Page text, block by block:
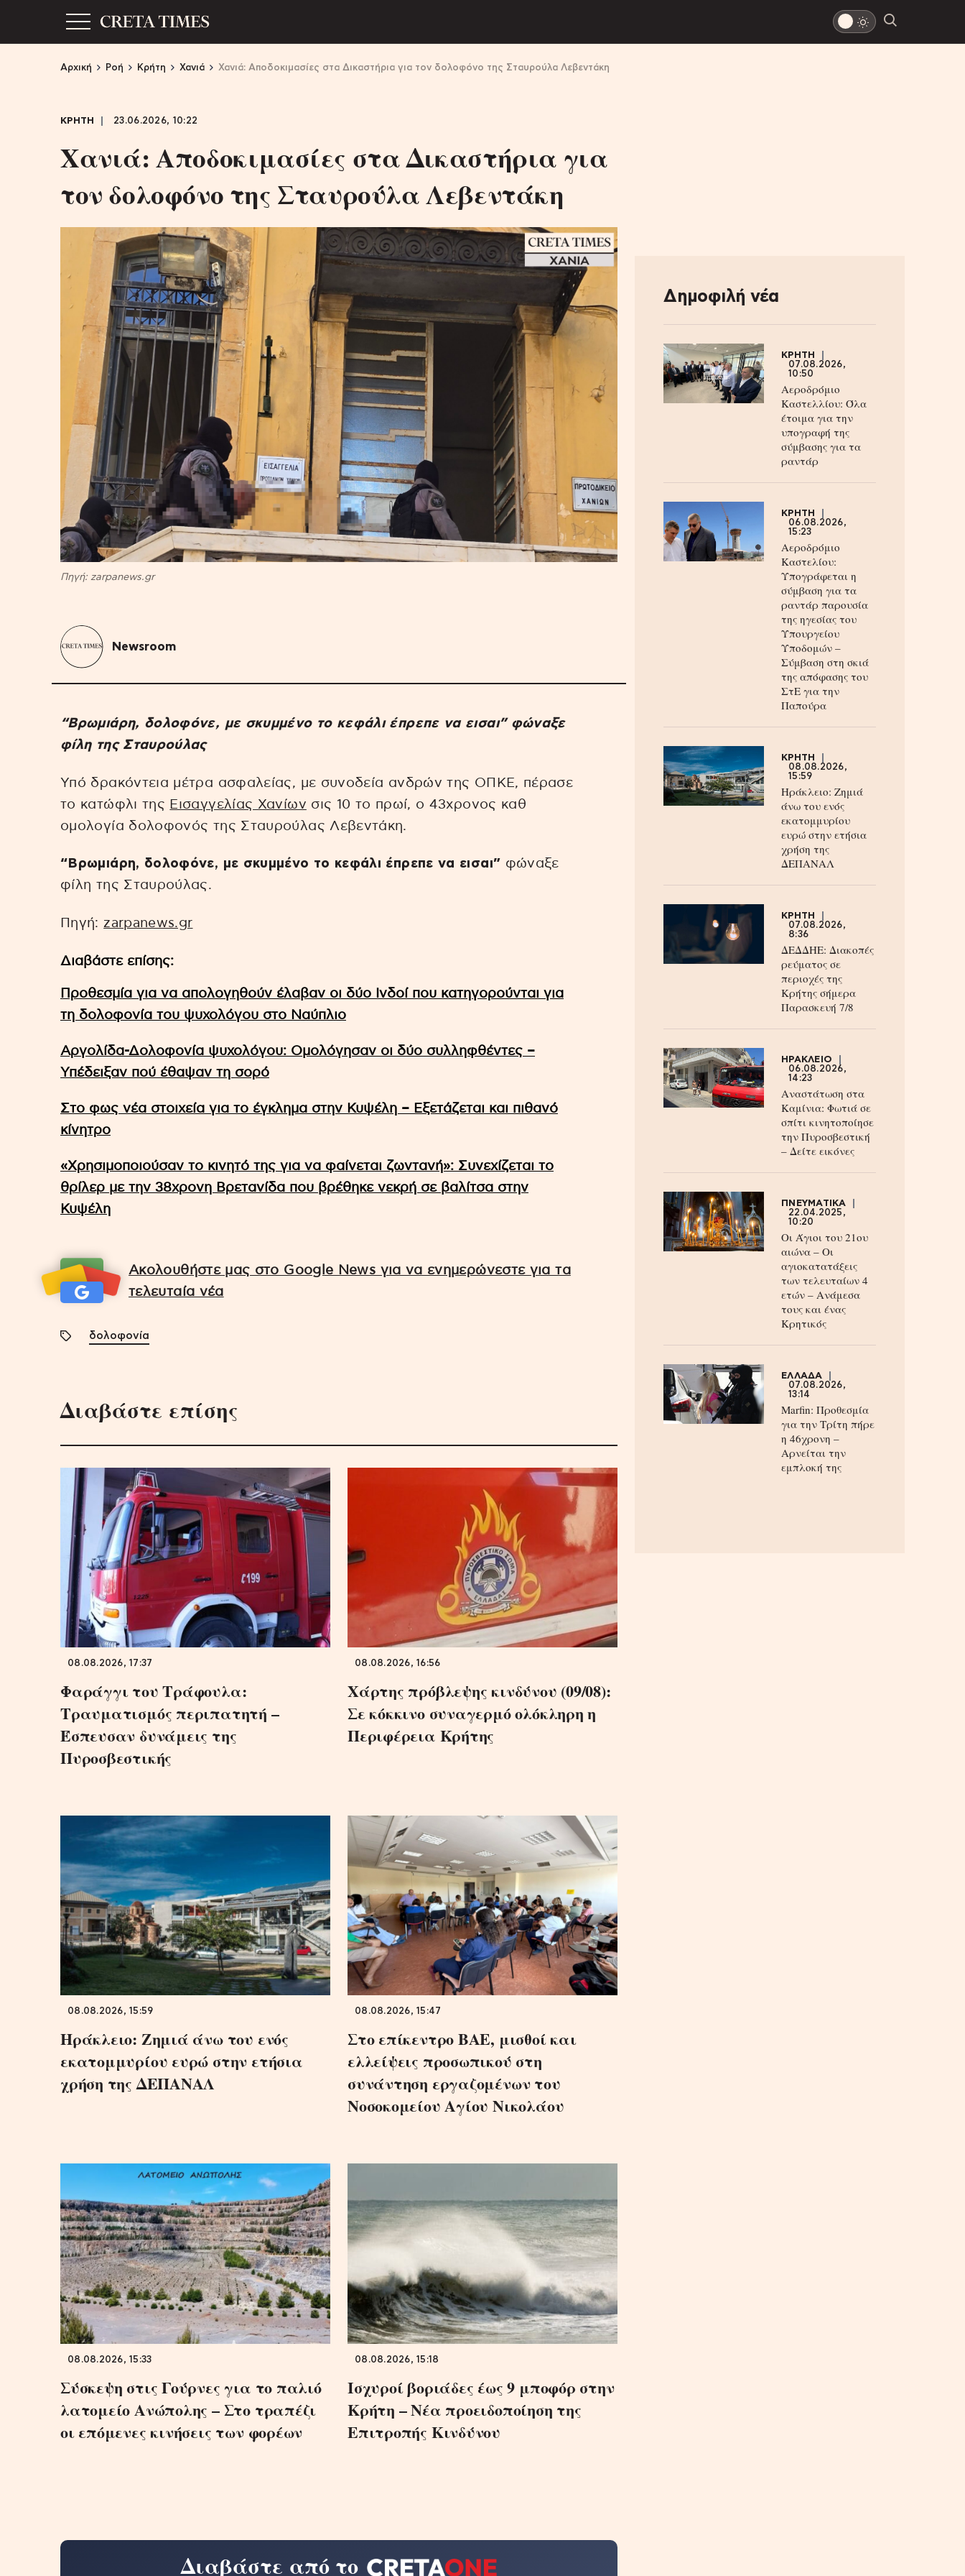
Αρχική Ροή Κρήτη Χανιά Χανιά: Αποδοκιμασίες στα Δικαστήρια για τον δολοφόνο της Σταυρούλα Λεβεντάκη
ΚΡΗΤΗ 23.06.2026, 10:22
Χανιά: Αποδοκιμασίες στα Δικαστήρια για
τον δολοφόνο της Σταυρούλα Λεβεντάκη
Πηγή: zarpanews.gr
Newsroom
“Βρωμιάρη, δολοφόνε, με σκυμμένο το κεφάλι έπρεπε να εισαι” φώναξε
φίλη της Σταυρούλας
Υπό δρακόντεια μέτρα ασφαλείας, με συνοδεία ανδρών της ΟΠΚΕ, πέρασε
το κατώφλι της Εισαγγελίας Χανίων σις 10 το πρωί, ο 43χρονος καθ
ομολογία δολοφονός της Σταυρούλας Λεβεντάκη.
“Βρωμιάρη, δολοφόνε, με σκυμμένο το κεφάλι έπρεπε να εισαι” φώναξε
φίλη της Σταυρούλας.
Πηγή:zarpanews.gr
Διαβάστε επίσης:
Προθεσμία για να απολογηθούν έλαβαν οι δύο Ινδοί που κατηγορούνται για
τη δολοφονία του ψυχολόγου στο Ναύπλιο
Αργολίδα-Δολοφονία ψυχολόγου: Ομολόγησαν οι δύο συλληφθέντες –
Υπέδειξαν πού έθαψαν τη σορό
Στο φως νέα στοιχεία για το έγκλημα στην Κυψέλη – Εξετάζεται και πιθανό
κίνητρο
«Χρησιμοποιούσαν το κινητό της για να φαίνεται ζωντανή»: Συνεχίζεται το
θρίλερ με την 38χρονη Βρετανίδα που βρέθηκε νεκρή σε βαλίτσα στην
Κυψέλη
Ακολουθήστε μας στο Google News για να ενημερώνεστε για τα
τελευταία νέα
δολοφονία
Διαβάστε επίσης
08.08.2026, 17:37
Φαράγγι του Τράφουλα:
Τραυματισμός περιπατητή –
Έσπευσαν δυνάμεις της
Πυροσβεστικής
08.08.2026, 16:56
Χάρτης πρόβλεψης κινδύνου (09/08):
Σε κόκκινο συναγερμό ολόκληρη η
Περιφέρεια Κρήτης
08.08.2026, 15:59
Ηράκλειο: Ζημιά άνω του ενός
εκατομμυρίου ευρώ στην ετήσια
χρήση της ΔΕΠΑΝΑΛ
08.08.2026, 15:47
Στο επίκεντρο ΒΑΕ, μισθοί και
ελλείψεις προσωπικού στη
συνάντηση εργαζομένων του
Νοσοκομείου Αγίου Νικολάου
08.08.2026, 15:33
Σύσκεψη στις Γούρνες για το παλιό
λατομείο Ανώπολης – Στο τραπέζι
οι επόμενες κινήσεις των φορέων
08.08.2026, 15:18
Ισχυροί βοριάδες έως 9 μποφόρ στην
Κρήτη – Νέα προειδοποίηση της
Επιτροπής Κινδύνου
Διαβάστε από το
Δημοφιλή νέα
ΚΡΗΤΗ
07.08.2026,
10:50
Αεροδρόμιο
Καστελλίου: Όλα
έτοιμα για την
υπογραφή της
σύμβασης για τα
ραντάρ
ΚΡΗΤΗ
06.08.2026,
15:23
Αεροδρόμιο
Καστελίου:
Υπογράφεται η
σύμβαση για τα
ραντάρ παρουσία
της ηγεσίας του
Υπουργείου
Υποδομών –
Σύμβαση στη σκιά
της απόφασης του
ΣτΕ για την
Παπούρα
ΚΡΗΤΗ
08.08.2026,
15:59
Ηράκλειο: Ζημιά
άνω του ενός
εκατομμυρίου
ευρώ στην ετήσια
χρήση της
ΔΕΠΑΝΑΛ
ΚΡΗΤΗ
07.08.2026,
8:36
ΔΕΔΔΗΕ: Διακοπές
ρεύματος σε
περιοχές της
Κρήτης σήμερα
Παρασκευή 7/8
ΗΡΑΚΛΕΙΟ
06.08.2026,
14:23
Αναστάτωση στα
Καμίνια: Φωτιά σε
σπίτι κινητοποίησε
την Πυροσβεστική
– Δείτε εικόνες
ΠΝΕΥΜΑΤΙΚΑ
22.04.2025,
10:20
Οι Άγιοι του 21ου
αιώνα – Οι
αγιοκατατάξεις
των τελευταίων 4
ετών – Ανάμεσα
τους και ένας
Κρητικός
ΕΛΛΑΔΑ
07.08.2026,
13:14
Marfin: Προθεσμία
για την Τρίτη πήρε
η 46χρονη –
Aρνείται την
εμπλοκή της